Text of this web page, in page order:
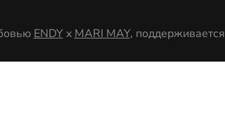
ENDY x MARI MAY, поддерживается